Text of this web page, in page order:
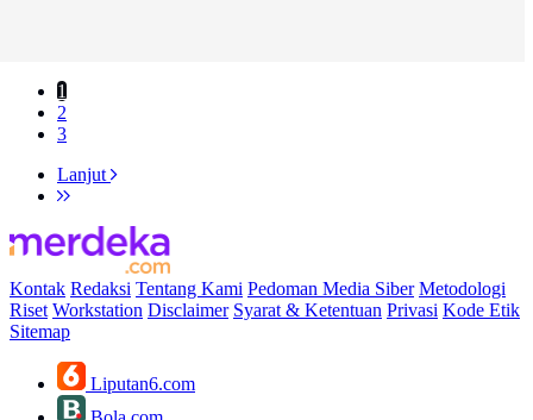
1
2
3
Lanjut
Kontak Redaksi Tentang Kami Pedoman Media Siber Metodologi
Riset Workstation Disclaimer Syarat & Ketentuan Privasi Kode Etik
Sitemap
Liputan6.com